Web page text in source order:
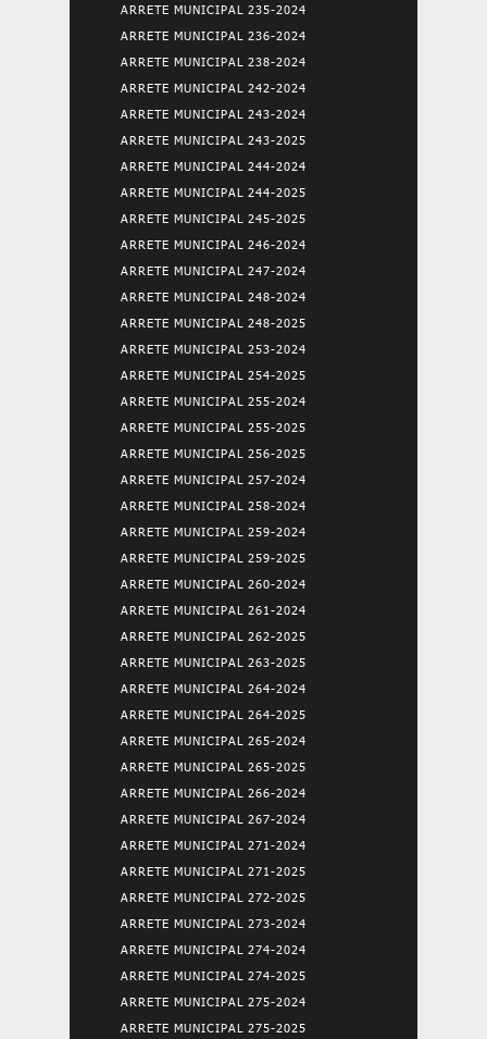
ARRETE MUNICIPAL 235-2024
ARRETE MUNICIPAL 236-2024
ARRETE MUNICIPAL 238-2024
ARRETE MUNICIPAL 242-2024
ARRETE MUNICIPAL 243-2024
ARRETE MUNICIPAL 243-2025
ARRETE MUNICIPAL 244-2024
ARRETE MUNICIPAL 244-2025
ARRETE MUNICIPAL 245-2025
ARRETE MUNICIPAL 246-2024
ARRETE MUNICIPAL 247-2024
ARRETE MUNICIPAL 248-2024
ARRETE MUNICIPAL 248-2025
ARRETE MUNICIPAL 253-2024
ARRETE MUNICIPAL 254-2025
ARRETE MUNICIPAL 255-2024
ARRETE MUNICIPAL 255-2025
ARRETE MUNICIPAL 256-2025
ARRETE MUNICIPAL 257-2024
ARRETE MUNICIPAL 258-2024
ARRETE MUNICIPAL 259-2024
ARRETE MUNICIPAL 259-2025
ARRETE MUNICIPAL 260-2024
ARRETE MUNICIPAL 261-2024
ARRETE MUNICIPAL 262-2025
ARRETE MUNICIPAL 263-2025
ARRETE MUNICIPAL 264-2024
ARRETE MUNICIPAL 264-2025
ARRETE MUNICIPAL 265-2024
ARRETE MUNICIPAL 265-2025
ARRETE MUNICIPAL 266-2024
ARRETE MUNICIPAL 267-2024
ARRETE MUNICIPAL 271-2024
ARRETE MUNICIPAL 271-2025
ARRETE MUNICIPAL 272-2025
ARRETE MUNICIPAL 273-2024
ARRETE MUNICIPAL 274-2024
ARRETE MUNICIPAL 274-2025
ARRETE MUNICIPAL 275-2024
ARRETE MUNICIPAL 275-2025